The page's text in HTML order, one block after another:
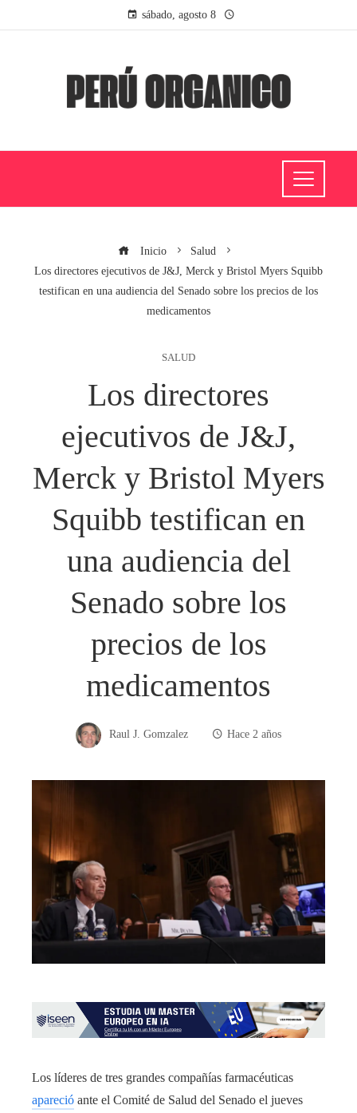
sábado, agosto 8
Inicio
Salud
Los directores ejecutivos de J&J, Merck y Bristol Myers Squibb
testifican en una audiencia del Senado sobre los precios de los
medicamentos
SALUD
Los directores
ejecutivos de J&J,
Merck y Bristol Myers
Squibb testifican en
una audiencia del
Senado sobre los
precios de los
medicamentos
Raul J. Gomzalez Hace 2 años
Los líderes de tres grandes compañías farmacéuticas
apareció ante el Comité de Salud del Senado el jueves